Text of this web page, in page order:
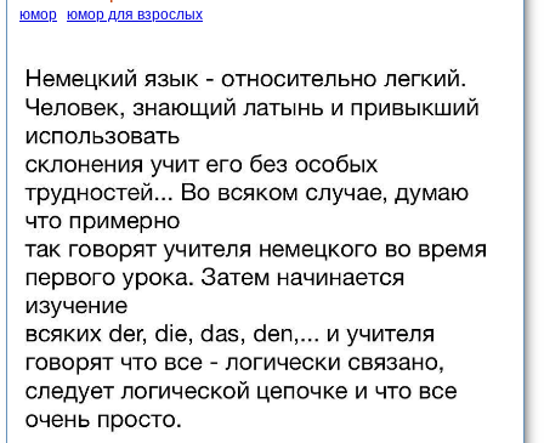
юмор юмор для взрослых